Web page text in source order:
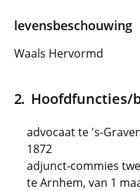
levensbeschouwing
Waals Hervormd
Hoofdfuncties/
advocaat te 's-
1872
adjunct-commies
te Arnhem, van 1